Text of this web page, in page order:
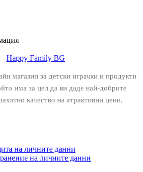
магазин за детски играчки и продукти
има за цел да ви даде най-добрите
качество на атрактивни цени.
на личните данни
на личните данни